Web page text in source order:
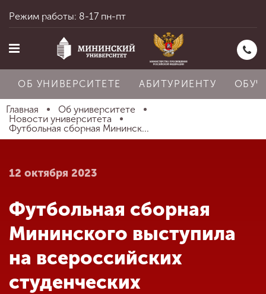
Главная
Абитуриенту
Обучение
Режим работы: 8-17 пн-пт
ОБ УНИВЕРСИТЕТЕ АБИТУРИЕНТУ
Главная
Об университете
Новости университета
Футбольная сборная Мининск...
12 октября 2023
Футбольная сборная
Мининского выступила
на всероссийских
студенческих